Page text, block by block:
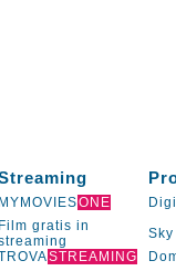
MYMOVIESONE
Film gratis in
Sky
STREAMING